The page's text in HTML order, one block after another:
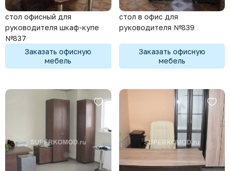
стол офисный для
руководителя шкаф-купе
№837
Заказать офисную
мебель
стол в офис для
руководителя №839
Заказать офисную
мебель